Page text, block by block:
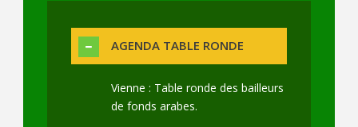
AGENDA TABLE RONDE
Vienne : Table ronde des bailleurs
de fonds arabes.